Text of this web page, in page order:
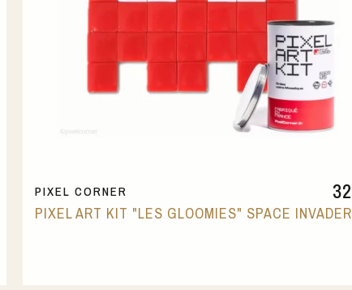
32
PIXEL CORNER
PIXEL ART KIT "LES GLOOMIES" SPACE INVADER